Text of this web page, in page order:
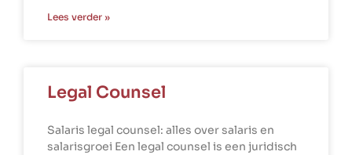
Lees verder »
Legal Counsel
Salaris legal counsel: alles over salaris en
salarisgroei Een legal counsel is een juridisch